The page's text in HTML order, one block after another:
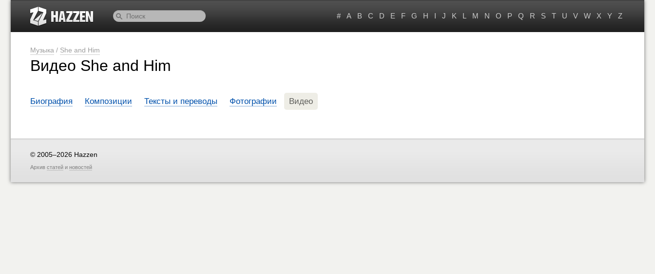
# A B C D E F G H I J K L M N O P Q R S T U V W X Y Z
Музыка / She and Him
Видео She and Him
Биография Композиции Тексты и переводы Фотографии Видео
© 2005–2026 Hazzen
Архив статей и новостей